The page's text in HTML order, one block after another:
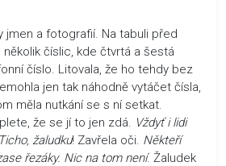
jmen a fotografií. Na tabuli před
číslic, kde čtvrtá a šestá
číslo. Litovala, že ho tehdy bez
jen tak náhodně vytáčet čísla,
měla nutkání se s ní setkat.
že se jí to jen zdá. Vždyť i lidi
Ticho, žaludku! Zavřela oči. Někteří
řezáky. Nic na tom není. Žaludek